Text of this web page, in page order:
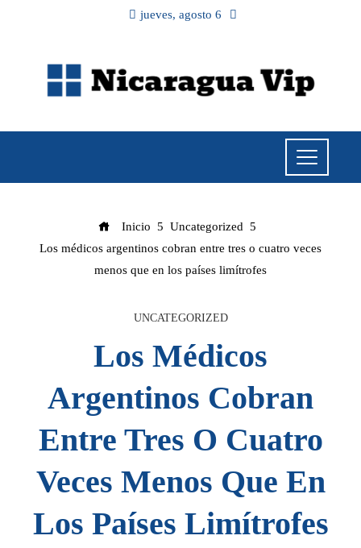
jueves, agosto 6
Inicio
Uncategorized
Los médicos argentinos cobran entre tres o cuatro veces
menos que en los países limítrofes
UNCATEGORIZED
Los Médicos
Argentinos Cobran
Entre Tres O Cuatro
Veces Menos Que En
Los Países Limítrofes